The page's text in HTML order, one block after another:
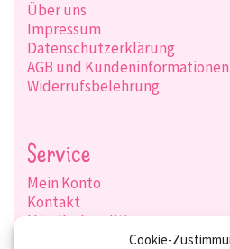
Cookie-
Über uns
Impressum
Datenschutzerklärung
AGB und Kundeninformationen
Widerrufsbelehrung
Service
Mein Konto
Kontakt
Händlerkonditionen